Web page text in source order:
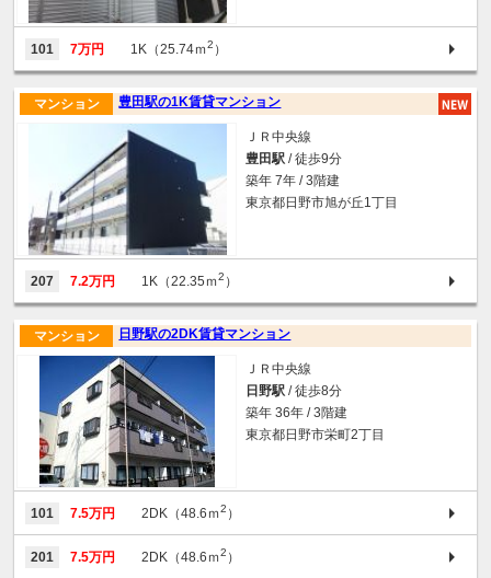
101 7万円 1K（25.74ｍ2 ）
豊田駅の1K賃貸マンション
マンション
ＪＲ中央線
豊田駅 / 徒歩9分
築年 7年 / 3階建
東京都日野市旭が丘1丁目
207 7.2万円 1K（22.35ｍ2 ）
日野駅の2DK賃貸マンション
マンション
ＪＲ中央線
日野駅 / 徒歩8分
築年 36年 / 3階建
東京都日野市栄町2丁目
101 7.5万円 2DK（48.6ｍ2 ）
201 7.5万円 2DK（48.6ｍ2 ）